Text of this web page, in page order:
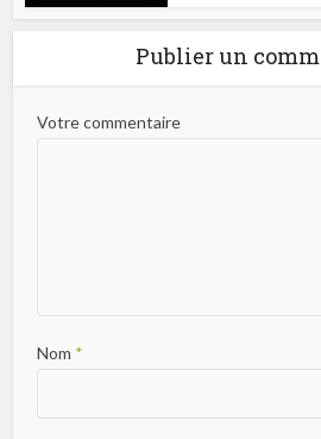
Publier un
Votre commentaire
Nom *